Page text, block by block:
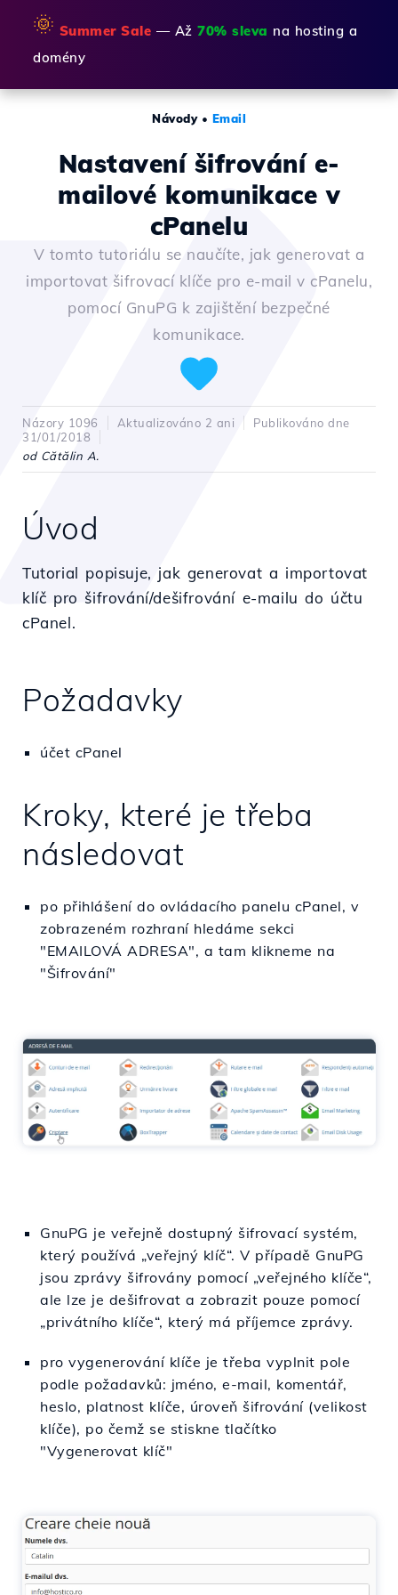
🌞 Summer Sale — Až 70% sleva na hosting a
domény
Návody• Email
Nastavení šifrování e-
mailové komunikace v
cPanelu
V tomto tutoriálu se naučíte, jak generovat a
importovat šifrovací klíče pro e-mail v cPanelu,
pomocí GnuPG k zajištění bezpečné
komunikace.
Názory 1096 Aktualizováno 2 ani
Publikováno dne
31/01/2018
od Cătălin A.
Úvod
Tutorial popisuje, jak generovat a importovat
klíč pro šifrování/dešifrování e-mailu do účtu
cPanel.
Požadavky
účet cPanel
Kroky, které je třeba
následovat
po přihlášení do ovládacího panelu cPanel, v
zobrazeném rozhraní hledáme sekci
"EMAILOVÁ ADRESA", a tam klikneme na
"Šifrování"
GnuPG je veřejně dostupný šifrovací systém,
který používá „veřejný klíč“. V případě GnuPG
jsou zprávy šifrovány pomocí „veřejného klíče“,
ale lze je dešifrovat a zobrazit pouze pomocí
„privátního klíče“, který má příjemce zprávy.
pro vygenerování klíče je třeba vyplnit pole
podle požadavků: jméno, e-mail, komentář,
heslo, platnost klíče, úroveň šifrování (velikost
klíče), po čemž se stiskne tlačítko
"Vygenerovat klíč"